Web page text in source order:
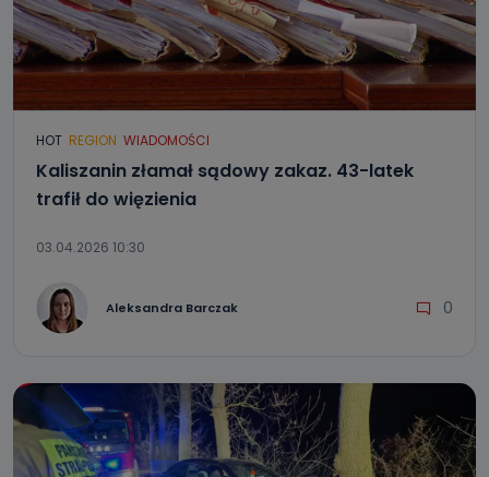
HOT REGION WIADOMOŚCI
Kaliszanin złamał sądowy zakaz. 43-latek
trafił do więzienia
03.04.2026 10:30
Aleksandra Barczak 0